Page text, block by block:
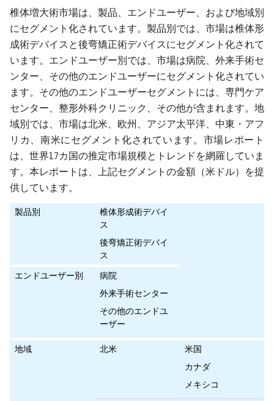
椎体増大術市場は、製品、エンドユーザー、および地域別
にセグメント化されています。製品別では、市場は椎体形
成術デバイスと後弯矯正術デバイスにセグメント化されて
います。エンドユーザー別では、市場は病院、外来手術セ
ンター、その他のエンドユーザーにセグメント化されてい
ます。その他のエンドユーザーセグメントには、専門ケア
センター、整形外科クリニック、その他が含まれます。地
域別では、市場は北米、欧州、アジア太平洋、中東・アフ
リカ、南米にセグメント化されています。市場レポート
は、世界17カ国の推定市場規模とトレンドを網羅していま
す。本レポートは、上記セグメントの金額（米ドル）を提
供しています。
製品別
椎体形成術デバイ
ス
後弯矯正術デバイ
ス
エンドユーザー別
病院
外来手術センター
その他のエンドユ
ーザー
地域 北米
米国
カナダ
メキシコ